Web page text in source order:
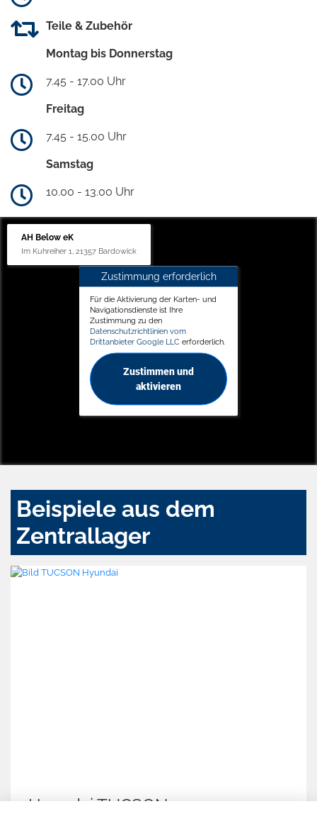
Teile & Zubehör
Montag bis Donnerstag
7.45 - 17.00 Uhr
Freitag
7.45 - 15.00 Uhr
Samstag
10.00 - 13.00 Uhr
AH Below eK
Im Kuhreiher 1, 21357 Bardowick
Zustimmung erforderlich
Für die Aktivierung der Karten- und
Navigationsdienste ist Ihre
Zustimmung zu den
Datenschutzrichtlinien vom
Drittanbieter Google LLC erforderlich.
Zustimmen und
aktivieren
Beispiele aus dem
Zentrallager
TUCSON